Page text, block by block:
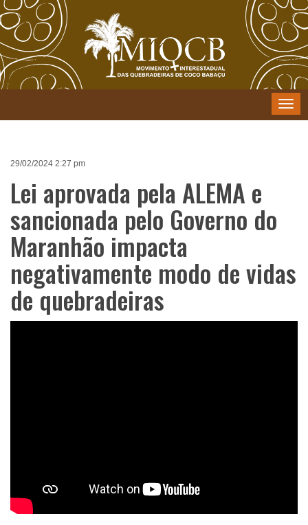
Menu
29/02/2024 2:27 pm
Lei aprovada pela ALEMA e
sancionada pelo Governo do
Maranhão impacta
negativamente modo de vidas
de quebradeiras